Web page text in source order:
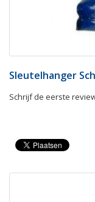
Sleutelhanger
Schrijf de eerste